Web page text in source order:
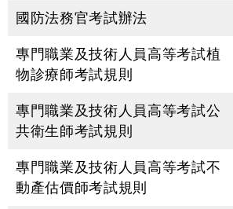
國防法務官考試辦法
專門職業及技術人員高等考試植
物診療師考試規則
專門職業及技術人員高等考試公
共衛生師考試規則
專門職業及技術人員高等考試不
動產估價師考試規則